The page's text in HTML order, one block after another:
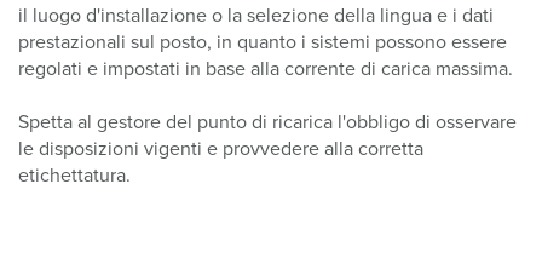
il luogo d'installazione o la selezione della lingua e i dati
prestazionali sul posto, in quanto i sistemi possono essere
regolati e impostati in base alla corrente di carica massima.
Spetta al gestore del punto di ricarica l'obbligo di osservare
le disposizioni vigenti e provvedere alla corretta
etichettatura.